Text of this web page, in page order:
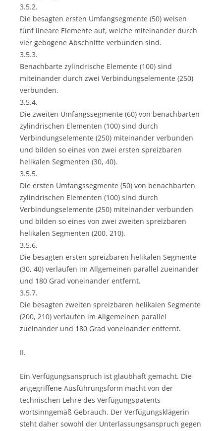
3.5.2.
Die besagten ersten Umfangsegmente (50) weisen
fünf lineare Elemente auf, welche miteinander durch
vier gebogene Abschnitte verbunden sind.
3.5.3.
Benachbarte zylindrische Elemente (100) sind
miteinander durch zwei Verbindungselemente (250)
verbunden.
3.5.4.
Die zweiten Umfangssegmente (60) von benachbarten
zylindrischen Elementen (100) sind durch
Verbindungselemente (250) miteinander verbunden
und bilden so eines von zwei ersten spreizbaren
helikalen Segmenten (30, 40).
3.5.5.
Die ersten Umfangssegmente (50) von benachbarten
zylindrischen Elementen (100) sind durch
Verbindungselemente (250) miteinander verbunden
und bilden so eines von zwei zweiten spreizbaren
helikalen Segmenten (200, 210).
3.5.6.
Die besagten ersten spreizbaren helikalen Segmente
(30, 40) verlaufen im Allgemeinen parallel zueinander
und 180 Grad voneinander entfernt.
3.5.7.
Die besagten zweiten spreizbaren helikalen Segmente
(200, 210) verlaufen im Allgemeinen parallel
zueinander und 180 Grad voneinander entfernt.
II.
Ein Verfügungsanspruch ist glaubhaft gemacht. Die
angegriffene Ausführungsform macht von der
technischen Lehre des Verfügungspatents
wortsinngemäß Gebrauch. Der Verfügungsklägerin
steht daher sowohl der Unterlassungsanspruch gegen